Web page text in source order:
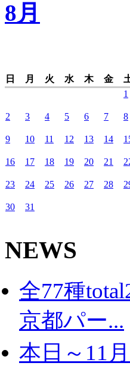
8月
日 月 火 水 木 金
1
2 3 4 5 6 7 8
9 10 11 12 13 14
16 17 18 19 20 21
23 24 25 26 27 28
30 31
NEWS
全77種
京都パー...
本日～11